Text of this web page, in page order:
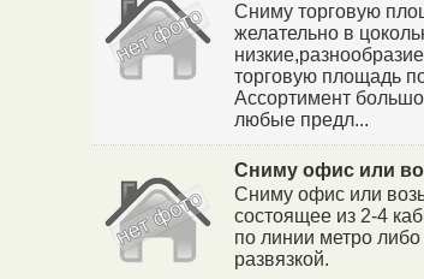
Сниму торговую
желательно в
торговую площадь
Ассортимент
любые предл...
Сниму офис или
Сниму офис или
состоящее из 2-4
по линии метро
развязкой.